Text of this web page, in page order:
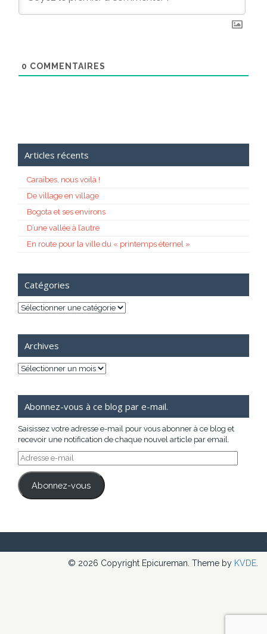
0 COMMENTAIRES
Articles récents
Caraïbes, nous voilà !
De village en village
Bogota et ses environs
D’une vallée à l’autre
En route pour la ville du « printemps éternel »
Catégories
Catégories
Archives
Archives
Abonnez-vous à ce blog par e-mail.
Saisissez votre adresse e-mail pour vous abonner à ce blog et
recevoir une notification de chaque nouvel article par email.
Adresse
e-
mail
Abonnez-vous
© 2026 Copyright Epicureman. Theme by KVDE.